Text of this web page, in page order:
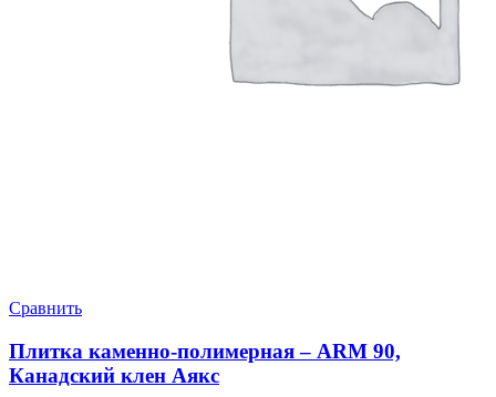
Сравнить
Плитка каменно-полимерная – ARM 90,
Канадский клен Аякс